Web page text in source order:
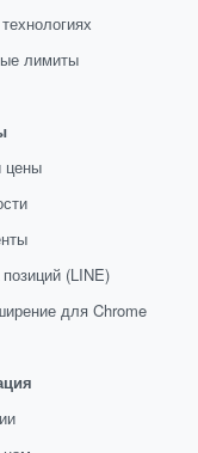
лимиты
цены
(LINE)
для Chrome